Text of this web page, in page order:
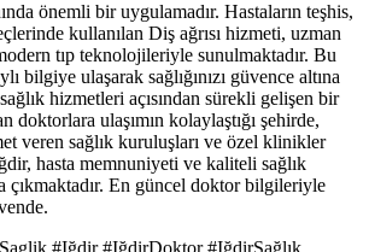
önemli bir uygulamadır. Hastaların teşhis,
kullanılan Diş ağrısı hizmeti, uzman
tıp teknolojileriyle sunulmaktadır. Bu
bilgiye ulaşarak sağlığınızı güvence altına
hizmetleri açısından sürekli gelişen bir
doktorlara ulaşımın kolaylaştığı şehirde,
veren sağlık kuruluşları ve özel klinikler
hasta memnuniyeti ve kaliteli sağlık
çıkmaktadır. En güncel doktor bilgileriyle